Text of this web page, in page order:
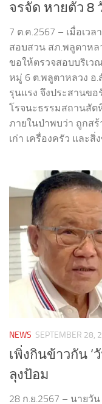
จรจัด หายตัว 8
7 ต.ค.2567 – เมื่อเว
สอบสวน สภ.พลูตาหล
ขอให้ตรวจสอบบริเ
หมู่ 6 ต.พลูตาหลวง อ
รุนแรง จึงประสานข
โรจนะธรรมสถานสัต
ภายในป่าพบว่า ถูกส
เก่า เครื่องครัว และสิ่ง
NEWS SEPTEMBER 28,
เพิ่งกินข้าวกัน ‘
ลุงป้อม
28 ก.ย.2567 – นายวั